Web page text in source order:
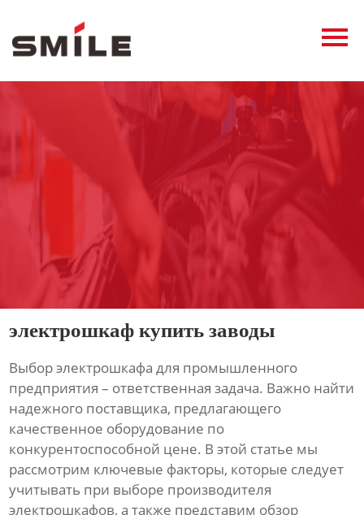
Продукция
О нас
Контакты
электрошкаф купить заводы
Выборэлектрошкафа для промышленного
предприятия – ответственная задача. Важно найти
надежного поставщика, предлагающего
качественное оборудование по
конкурентоспособной цене. В этой статье мы
рассмотрим ключевые факторы, которые следует
учитывать при выборе производителя
электрошкафов, а также представим обзор